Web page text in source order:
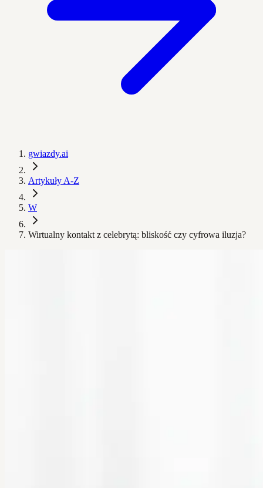
gwiazdy.ai
Artykuły A-Z
W
Wirtualny kontakt z celebrytą: bliskość czy cyfrowa iluzja?